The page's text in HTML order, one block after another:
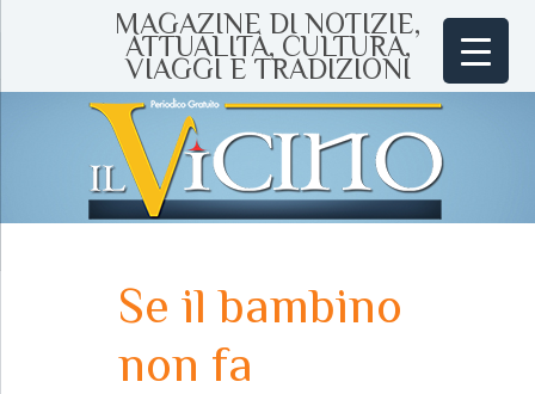
MAGAZINE DI NOTIZIE,
ATTUALITÀ, CULTURA,
VIAGGI E TRADIZIONI
Se il bambino
non fa